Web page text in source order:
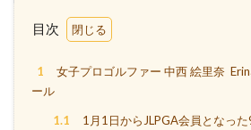
目次
1
女子プロゴルファー 中西 絵里奈
ール
1.1 1月1日からJLPGA会員となっ